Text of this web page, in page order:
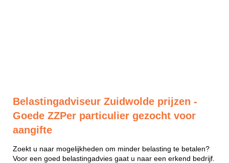
Belastingadviseur Zuidwolde prijzen -
Goede ZZPer particulier gezocht voor
aangifte
Zoekt u naar mogelijkheden om minder belasting te betalen?
Voor een goed belastingadvies gaat u naar een erkend bedrijf.